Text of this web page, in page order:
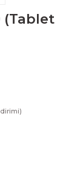
(Tablet